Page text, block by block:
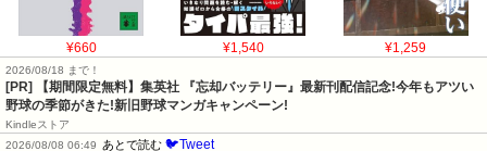
¥660 ¥1,540 ¥1,259
2026/08/18 まで！
[PR] 【期間限定無料】集英社 『忘却バッテリー』最新刊配信記念!今年もアツい
野球の季節がきた!新旧野球マンガキャンペーン!
Kindleストア
2026/08/08 06:49
あとで読む 🐦Tweet